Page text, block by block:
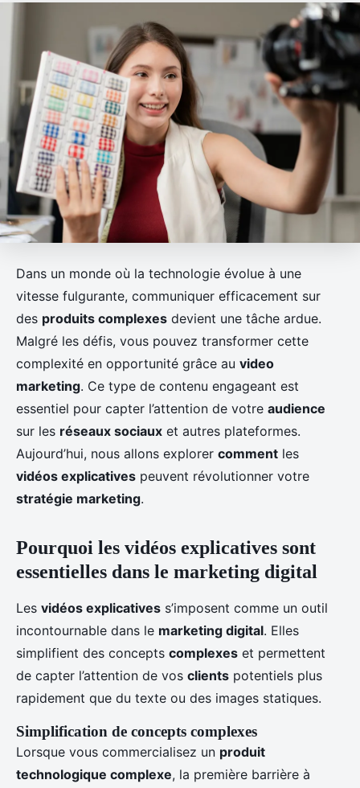
Dans un monde où la technologie évolue à une
vitesse fulgurante, communiquer efficacement sur
des produits complexes devient une tâche ardue.
Malgré les défis, vous pouvez transformer cette
complexité en opportunité grâce au video
marketing. Ce type de contenu engageant est
essentiel pour capter l’attention de votre audience
sur les réseaux sociaux et autres plateformes.
Aujourd’hui, nous allons explorer comment les
vidéos explicatives peuvent révolutionner votre
stratégie marketing.
Pourquoi les vidéos explicatives sont
essentielles dans le marketing digital
Les vidéos explicatives s’imposent comme un outil
incontournable dans le marketing digital. Elles
simplifient des concepts complexes et permettent
de capter l’attention de vos clients potentiels plus
rapidement que du texte ou des images statiques.
Simplification de concepts complexes
Lorsque vous commercialisez un produit
technologique complexe, la première barrière à